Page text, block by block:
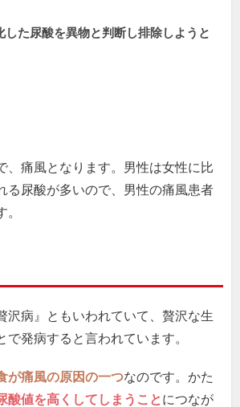
した尿酸を異物と判断し排除しようと
、痛風となります。男性は女性に比
る尿酸が多いので、男性の痛風患者
沢病』ともいわれていて、贅沢な生
で発病すると言われています。
が痛風の原因の一つなのです。かた
酸値を高くしてしまうことにつなが